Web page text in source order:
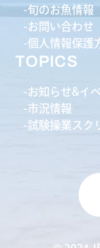
旬のお魚情報
お問い合わせ
個人情報保護
TOPICS
お知らせ&イ
市況情報
試験操業スク